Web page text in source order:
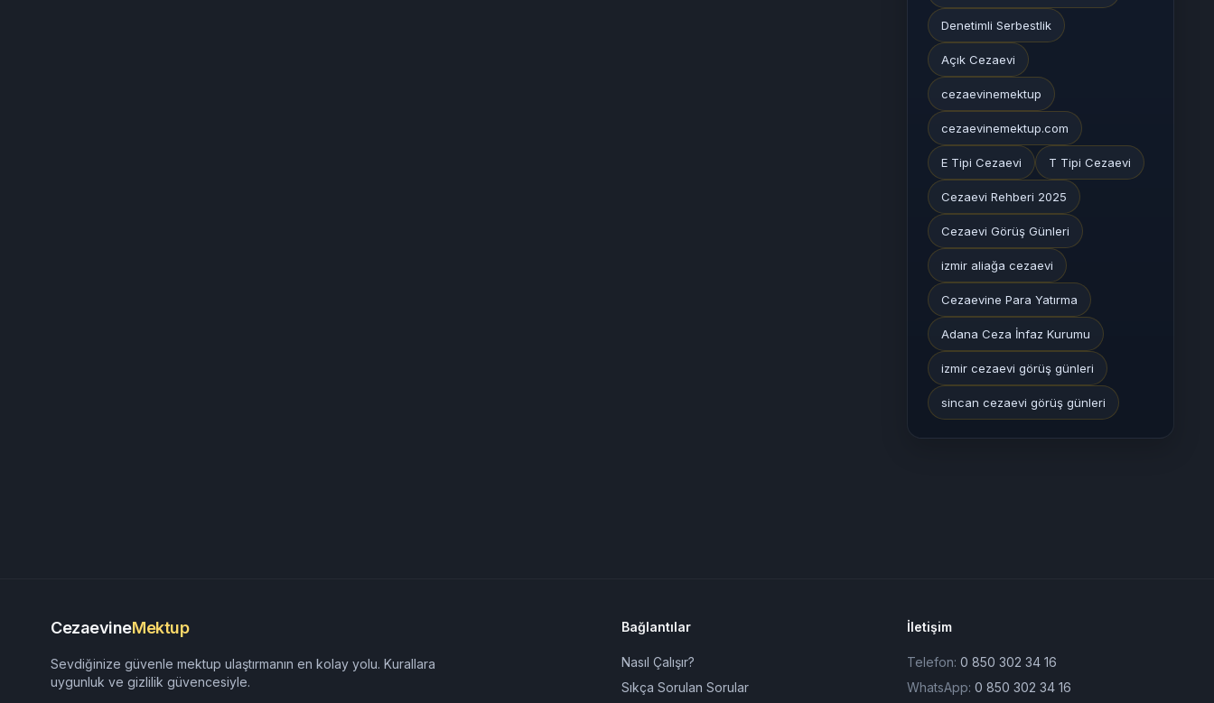
Denetimli Serbestlik
Açık Cezaevi
cezaevinemektup
cezaevinemektup.com
E Tipi Cezaevi T Tipi Cezaevi
Cezaevi Rehberi 2025
Cezaevi Görüş Günleri
izmir aliağa cezaevi
Cezaevine Para Yatırma
Adana Ceza İnfaz Kurumu
izmir cezaevi görüş günleri
sincan cezaevi görüş günleri
CezaevineMektup
Sevdiğinize güvenle mektup ulaştırmanın en kolay yolu. Kurallara
uygunluk ve gizlilik güvencesiyle.
Bağlantılar
Nasıl Çalışır?
Sıkça Sorulan Sorular
İletişim
Telefon: 0 850 302 34 16
WhatsApp: 0 850 302 34 16